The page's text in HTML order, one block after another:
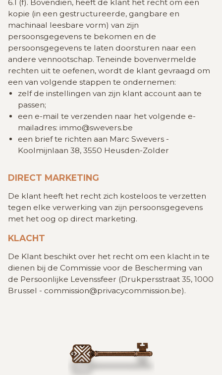
6.1 (f). Bovendien, heeft de klant het recht om een
kopie (in een gestructureerde, gangbare en
machinaal leesbare vorm) van zijn
persoonsgegevens te bekomen en de
persoonsgegevens te laten doorsturen naar een
andere vennootschap. Teneinde bovenvermelde
rechten uit te oefenen, wordt de klant gevraagd om
een van volgende stappen te ondernemen:
zelf de instellingen van zijn klant account aan te
passen;
een e-mail te verzenden naar het volgende e-
mailadres: immo@swevers.be
een brief te richten aan Marc Swevers -
Koolmijnlaan 38, 3550 Heusden-Zolder
DIRECT MARKETING
De klant heeft het recht zich kosteloos te verzetten
tegen elke verwerking van zijn persoonsgegevens
met het oog op direct marketing.
KLACHT
De Klant beschikt over het recht om een klacht in te
dienen bij de Commissie voor de Bescherming van
de Persoonlijke Levenssfeer (Drukpersstraat 35, 1000
Brussel - commission@privacycommission.be).